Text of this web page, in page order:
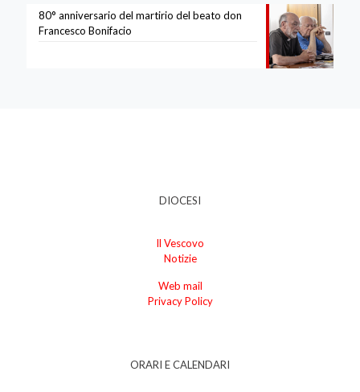
80° anniversario del martirio del beato don
Francesco Bonifacio
DIOCESI
Il Vescovo
Notizie
Web mail
Privacy Policy
ORARI E CALENDARI